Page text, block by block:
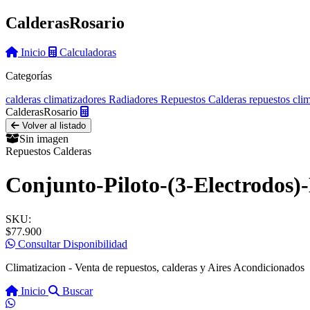
CalderasRosario
Inicio
Calculadoras
Categorías
calderas climatizadores Radiadores Repuestos Calderas repuestos
CalderasRosario
Volver al listado
Sin imagen
Repuestos Calderas
Conjunto-Piloto-(3-
SKU:
$77.900
Consultar Disponibilidad
Climatizacion - Venta de repuestos, calderas y Aires Acondicionados
Inicio
Buscar